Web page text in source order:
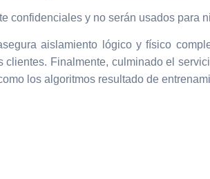
confidenciales y no serán usados para
aislamiento lógico y físico
Finalmente, culminado el
los algoritmos resultado de